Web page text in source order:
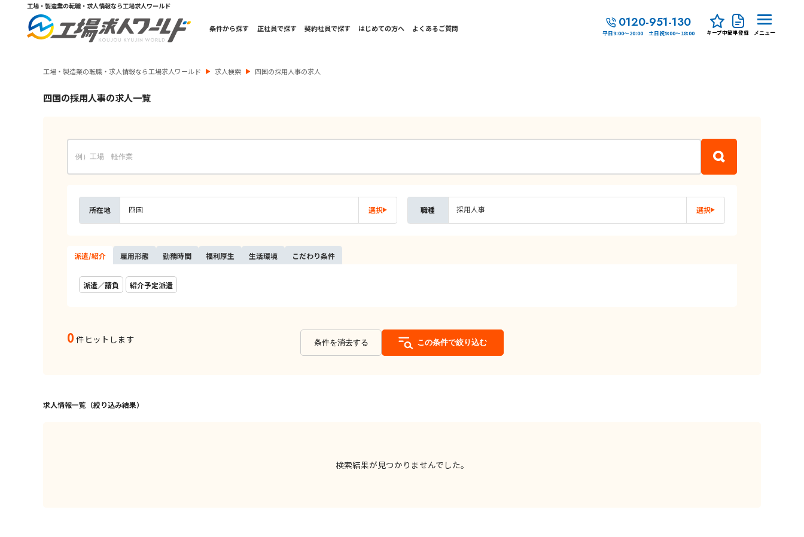
工場・製造業の転職・求人情報なら工場求人ワールド
条件から探す 正社員で探す 契約社員で探す はじめての方へ よくあるご質問 0120-951-130
平日9:00～20:00 土日祝9:00～18:00 キープ中簡単登録 メニュー
工場・製造業の転職・求人情報なら工場求人ワールド 求人検索 四国の採用人事の求人
四国の採用人事の求人一覧
所在地 四国 選択 職種 採用人事 選択
派遣/紹介 雇用形態 勤務時間 福利厚生 生活環境 こだわり条件
派遣／請負 紹介予定派遣
0 件ヒットします 条件を消去する この条件で絞り込む
求人情報一覧（絞り込み結果）
検索結果が見つかりませんでした。